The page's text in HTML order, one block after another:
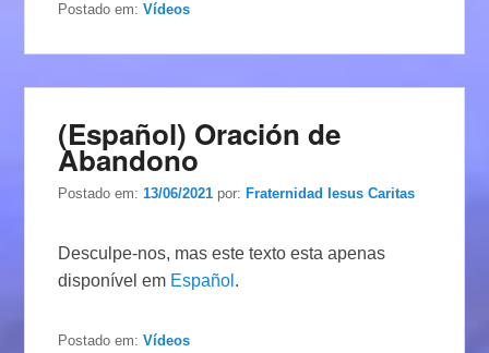
Postado em: Vídeos
(Español) Oración de
Abandono
Postado em:13/06/2021 por: Fraternidad Iesus Caritas
Desculpe-nos, mas este texto esta apenas
disponível em Español .
Postado em: Vídeos